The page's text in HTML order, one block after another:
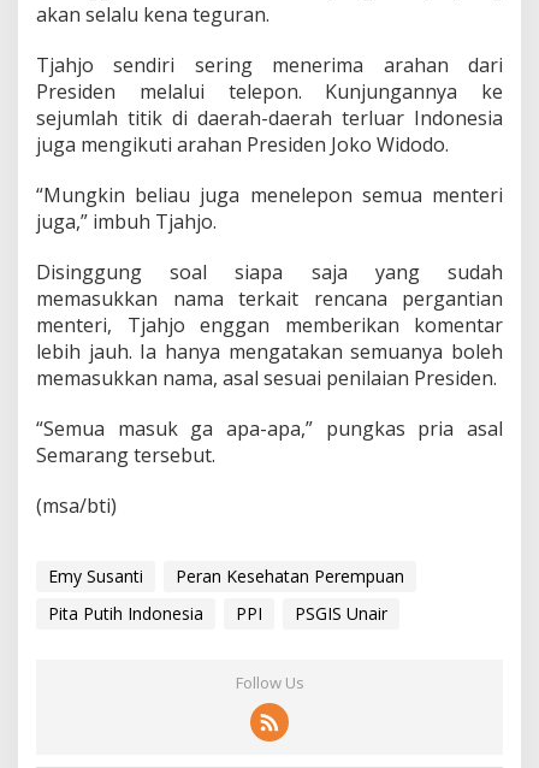
akan selalu kena teguran.
Tjahjo sendiri sering menerima arahan dari
Presiden melalui telepon. Kunjungannya ke
sejumlah titik di daerah-daerah terluar Indonesia
juga mengikuti arahan Presiden Joko Widodo.
“Mungkin beliau juga menelepon semua menteri
juga,” imbuh Tjahjo.
Disinggung soal siapa saja yang sudah
memasukkan nama terkait rencana pergantian
menteri, Tjahjo enggan memberikan komentar
lebih jauh. Ia hanya mengatakan semuanya boleh
memasukkan nama, asal sesuai penilaian Presiden.
“Semua masuk ga apa-apa,” pungkas pria asal
Semarang tersebut.
(msa/bti)
Emy Susanti
Peran Kesehatan Perempuan
Pita Putih Indonesia
PPI PSGIS Unair
Follow Us